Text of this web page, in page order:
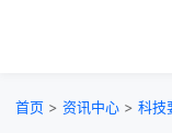
首页 > 资讯中心 > 科技